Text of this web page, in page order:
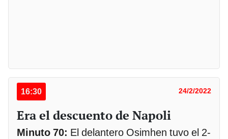
16:30 24/2/2022
Era el descuento de Napoli
Minuto 70: El delantero Osimhen tuvo el 2-